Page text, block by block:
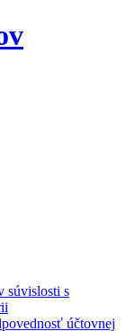
súvislosti s
účtovnej